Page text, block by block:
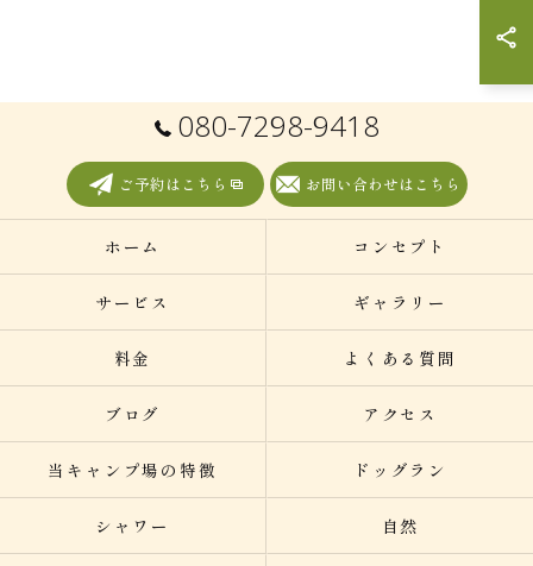
080-7298-9418
ご予約はこちら お問い合わせはこちら
ホーム コンセプト
サービス ギャラリー
料金 よくある質問
ブログ アクセス
当キャンプ場の特徴 ドッグラン
シャワー 自然